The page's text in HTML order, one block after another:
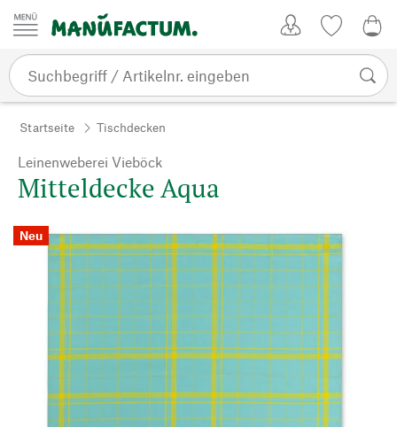
Zum Inhalt springen
Startseite Tischdecken
Leinenweberei Vieböck
Mitteldecke Aqua
Neu